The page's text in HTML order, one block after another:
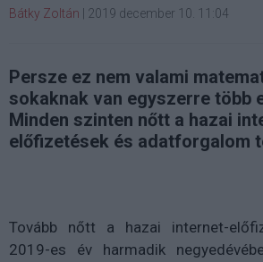
Bátky Zoltán 2019 december 10. 11:04
Persze ez nem valami
sokaknak van egyszerre több
Minden szinten nőtt a hazai
előfizetések és adatforgalom
Tovább nőtt a hazai internet-
2019-es év harmadik